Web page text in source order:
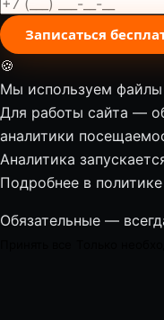
Записаться
🍪
Мы используем
Для работы сайта —
аналитики
Аналитика
Подробнее в
Обязательные —